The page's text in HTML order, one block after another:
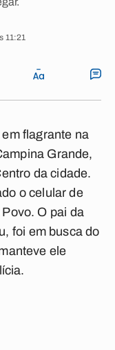
11:21
flagrante na
Grande,
da cidade.
o celular de
O pai da
foi em busca do
ele